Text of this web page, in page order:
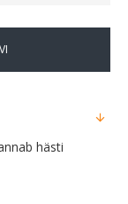
hästi